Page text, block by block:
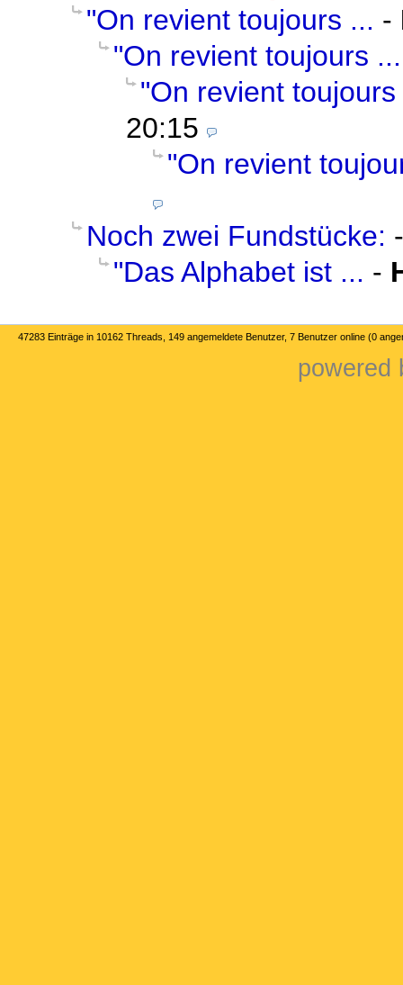
"On revient toujours ... -
"On revient toujours ...
"On revient toujours
20:15
"On revient
Noch zwei Fundstücke:
"Das Alphabet ist ... -
47283 Einträge in 10162 Threads, 149 angemeldete Benutzer, 7 Benutzer online (0
powered